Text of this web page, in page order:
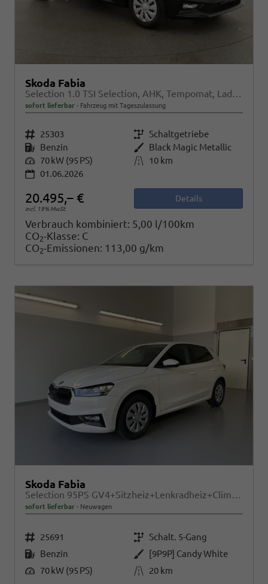
Skoda Fabia
Selection 1.0 TSI Selection, AHK, Tempomat, Ladeboden, Park, Winterpaket, SmartLink, 4-J Garantie
sofort lieferbar Fahrzeug mit Tageszulassung
Fahrzeugnr. 25303 Getriebe Schaltgetriebe
Kraftstoff Benzin Außenfarbe Black Magic Metallic
Leistung 70 kW (95 PS) Kilometerstand
10 km
01.06.2026
20.495,– €
incl. 19% MwSt.
Details
Verbrauch kombiniert: 5,00 l/100km
CO2-Klasse: C
CO2-Emissionen: 113,00 g/km
Skoda Fabia
Selection 95PS GV4+Sitzheiz+Lenkradheiz+Climatronic+Sunset+AppConnect+PDC
sofort lieferbar Neuwagen
Fahrzeugnr. 25691 Getriebe Schalt. 5-Gang
Kraftstoff Benzin Außenfarbe
[9P9P] Candy White
Leistung 70 kW (95 PS) Kilometerstand 20 km